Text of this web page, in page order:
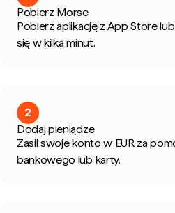
Pobierz Morse
Pobierz aplikację z App Store
się w kilka minut.
2
Dodaj pieniądze
Zasil swoje konto w EUR za
bankowego lub karty.